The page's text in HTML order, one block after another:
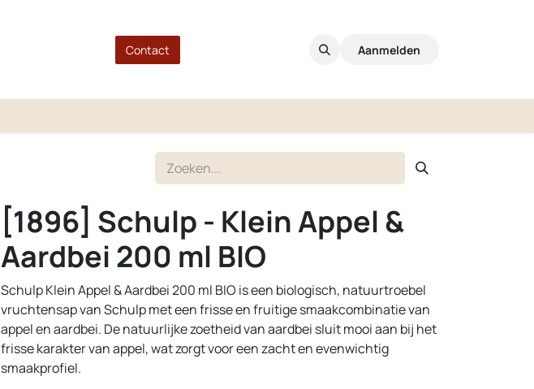
Contact Aanmelden
[1896] Schulp - Klein Appel &
Aardbei 200 ml BIO
Schulp Klein Appel & Aardbei 200 ml BIO is een biologisch, natuurtroebel
vruchtensap van Schulp met een frisse en fruitige smaakcombinatie van
appel en aardbei. De natuurlijke zoetheid van aardbei sluit mooi aan bij het
frisse karakter van appel, wat zorgt voor een zacht en evenwichtig
smaakprofiel.